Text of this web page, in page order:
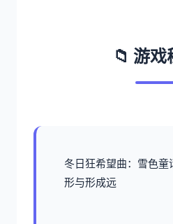
📁 游戏
冬日狂希望曲：雪色童
形与形成远